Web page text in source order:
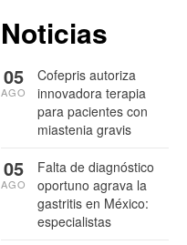
Noticias
Cofepris autoriza
innovadora terapia
para pacientes con
miastenia gravis
05
AGO
Falta de diagnóstico
oportuno agrava la
gastritis en México:
especialistas
05
AGO